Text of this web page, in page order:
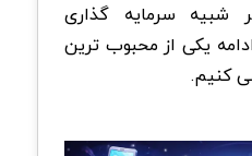
شبیه سرمایه گذاری
یکی از محبوب ترین
کنیم.